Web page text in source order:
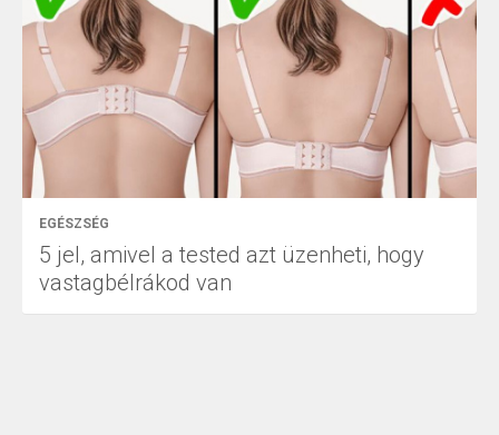
EGÉSZSÉG
5 jel, amivel a tested azt üzenheti, hogy
vastagbélrákod van